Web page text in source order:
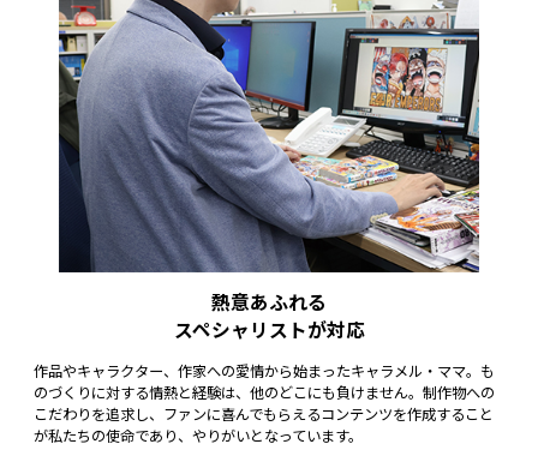
熱意あふれる
スペシャリストが対応
作品やキャラクター、作家への愛情から始まったキャラメル・ママ。も
のづくりに対する情熱と経験は、他のどこにも負けません。制作物への
こだわりを追求し、ファンに喜んでもらえるコンテンツを作成すること
が私たちの使命であり、やりがいとなっています。